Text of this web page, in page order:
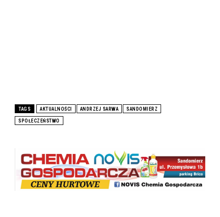
TAGS AKTUALNOŚCI ANDRZEJ SARWA SANDOMIERZ
SPOŁECZEŃSTWO